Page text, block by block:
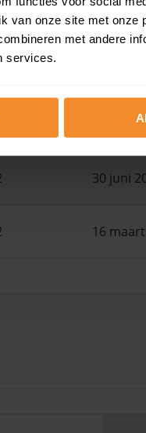
van onze site met onze
met andere
services.
30 juni
30 juni
30 juni
16